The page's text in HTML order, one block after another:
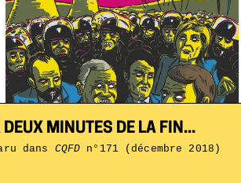
DEUX MINUTES DE LA FIN...
dans CQFD n°171 (décembre 2018)